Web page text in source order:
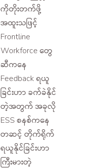
ကိုတိုးတက်ဖို့
အထူးသဖြင့်
Frontline
Workforce တွေ
ဆီကနေ
Feedback ရယူ
ခြင်းဟာ ခက်ခဲနိုင်
တဲ့အတွက် အခုလို
ESS စနစ်ကနေ
တဆင့် တိုက်ရိုက်
ရယူနိုင်ခြင်းဟာ
ကြီးမားတဲ့